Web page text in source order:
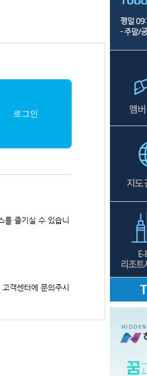
로그인
를 즐기실 수 있습니
객센터에 문의주시